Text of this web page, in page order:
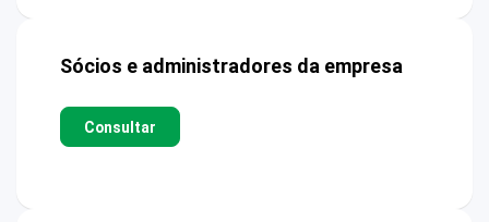
Sócios e administradores da empresa
Consultar